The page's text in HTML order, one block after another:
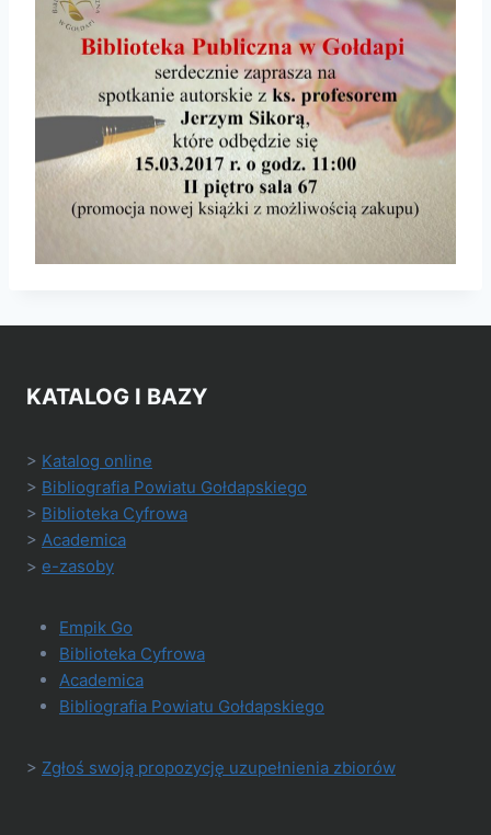
KATALOG I BAZY
> Katalog online
> Bibliografia Powiatu Gołdapskiego
> Biblioteka Cyfrowa
> Academica
> e-zasoby
Empik Go
Biblioteka Cyfrowa
Academica
Bibliografia Powiatu Gołdapskiego
> Zgłoś swoją propozycję uzupełnienia zbiorów